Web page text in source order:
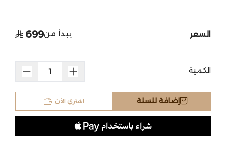
السعر يبدأ من699
الكمية
إضافة للسلة اشتري الآن